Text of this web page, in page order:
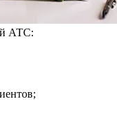
АТС: